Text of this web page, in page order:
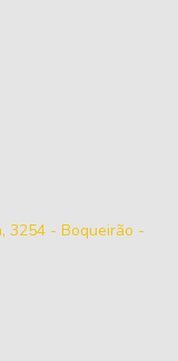
3254 - Boqueirão -